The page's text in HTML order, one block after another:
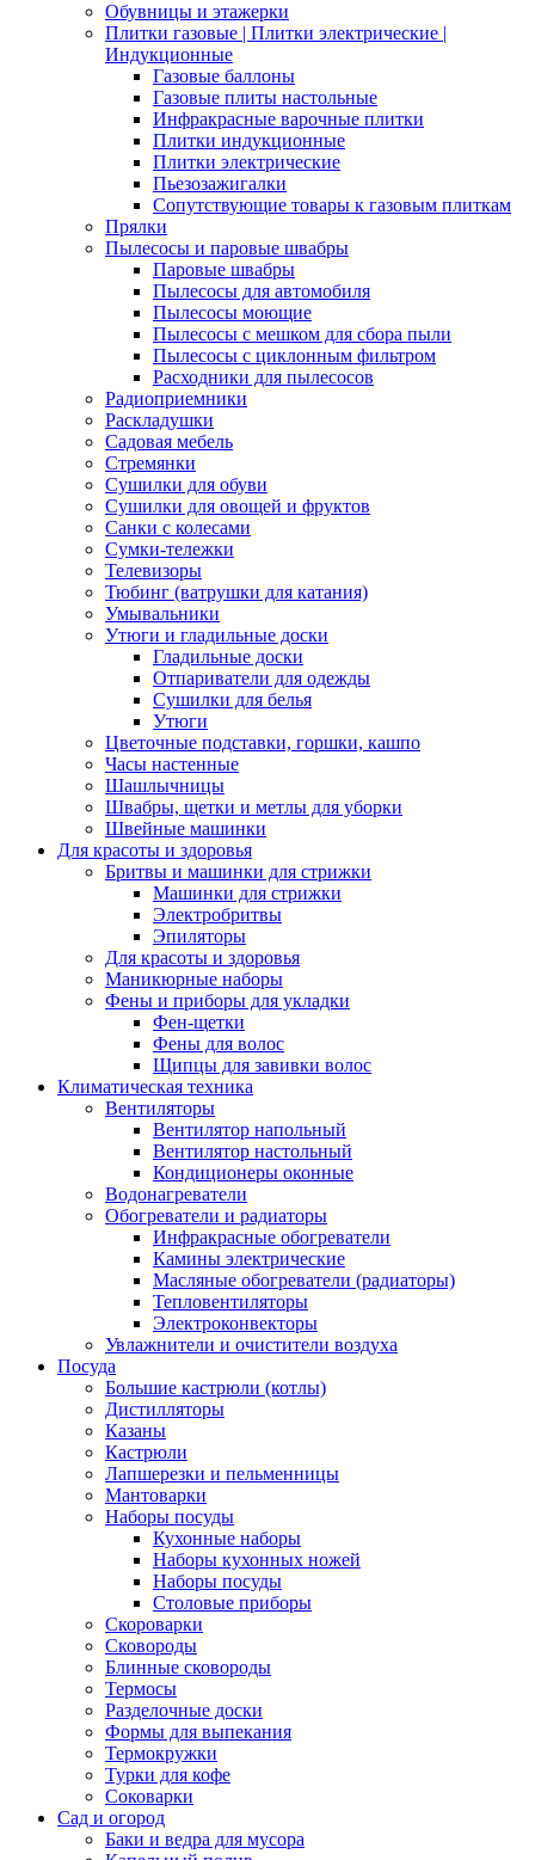
Обувницы и этажерки
Плитки газовые | Плитки электрические |
Индукционные
Газовые баллоны
Газовые плиты настольные
Инфракрасные варочные плитки
Плитки индукционные
Плитки электрические
Пьезозажигалки
Сопутствующие товары к газовым плиткам
Прялки
Пылесосы и паровые швабры
Паровые швабры
Пылесосы для автомобиля
Пылесосы моющие
Пылесосы с мешком для сбора пыли
Пылесосы с циклонным фильтром
Расходники для пылесосов
Радиоприемники
Раскладушки
Садовая мебель
Стремянки
Сушилки для обуви
Сушилки для овощей и фруктов
Санки с колесами
Сумки-тележки
Телевизоры
Тюбинг (ватрушки для катания)
Умывальники
Утюги и гладильные доски
Гладильные доски
Отпариватели для одежды
Сушилки для белья
Утюги
Цветочные подставки, горшки, кашпо
Часы настенные
Шашлычницы
Швабры, щетки и метлы для уборки
Швейные машинки
Для красоты и здоровья
Бритвы и машинки для стрижки
Машинки для стрижки
Электробритвы
Эпиляторы
Для красоты и здоровья
Маникюрные наборы
Фены и приборы для укладки
Фен-щетки
Фены для волос
Щипцы для завивки волос
Климатическая техника
Вентиляторы
Вентилятор напольный
Вентилятор настольный
Кондиционеры оконные
Водонагреватели
Обогреватели и радиаторы
Инфракрасные обогреватели
Камины электрические
Масляные обогреватели (радиаторы)
Тепловентиляторы
Электроконвекторы
Увлажнители и очистители воздуха
Посуда
Большие кастрюли (котлы)
Дистилляторы
Казаны
Кастрюли
Лапшерезки и пельменницы
Мантоварки
Наборы посуды
Кухонные наборы
Наборы кухонных ножей
Наборы посуды
Столовые приборы
Скороварки
Сковороды
Блинные сковороды
Термосы
Разделочные доски
Формы для выпекания
Термокружки
Турки для кофе
Соковарки
Сад и огород
Баки и ведра для мусора